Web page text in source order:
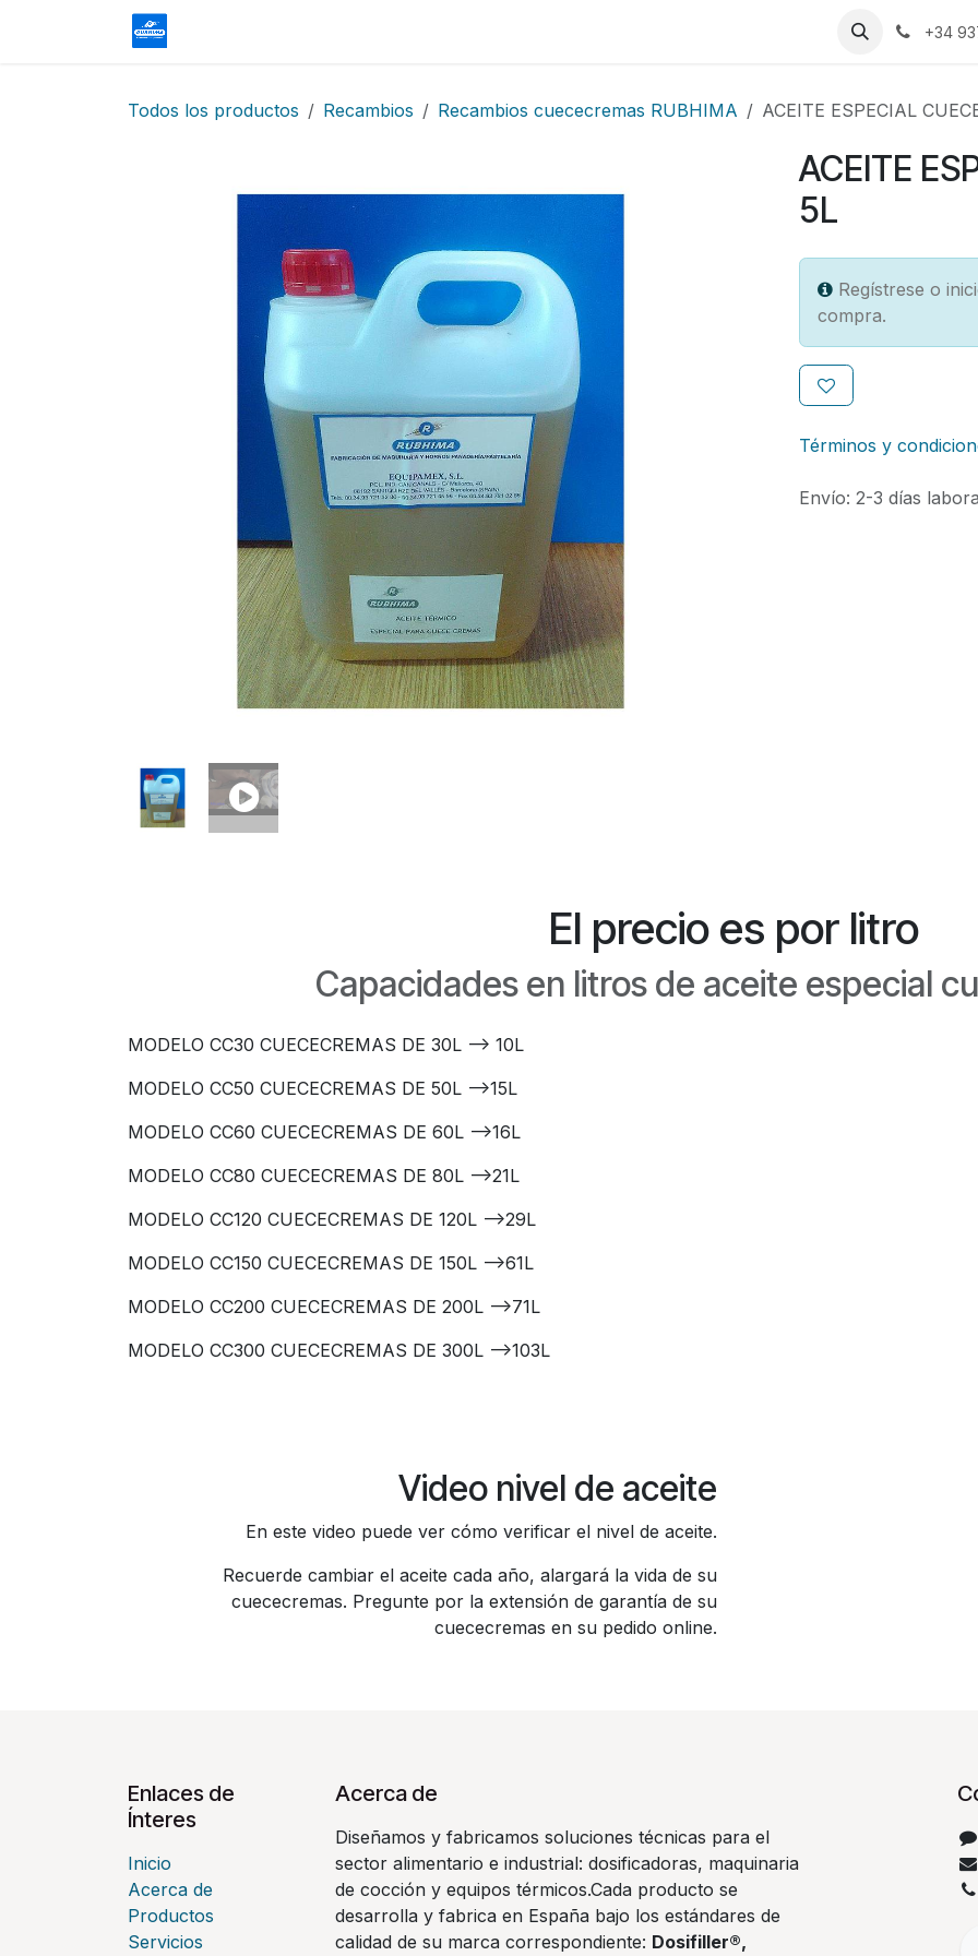
+34
Todos los productos Recambios Recambios cuececremas RUBHIMA ACEITE ESPECIAL
ACEITE
5L
Regístrese o
compra.
Términos y
Envío: 2-3 días
El precio es por litro
Capacidades en litros de aceite especial
MODELO CC30 CUECECREMAS DE 30L --> 10L
MODELO CC50 CUECECREMAS DE 50L -->15L
MODELO CC60 CUECECREMAS DE 60L -->16L
MODELO CC80 CUECECREMAS DE 80L -->21L
MODELO CC120 CUECECREMAS DE 120L -->29L
MODELO CC150 CUECECREMAS DE 150L -->61L
MODELO CC200 CUECECREMAS DE 200L -->71L
MODELO CC300 CUECECREMAS DE 300L -->103L
Video nivel de aceite
En este video puede ver cómo verificar el nivel de aceite.
Recuerde cambiar el aceite cada año, alargará la vida de su
cuececremas. Pregunte por la extensión de garantía de su
cuececremas en su pedido online.
Enlaces de
Ínteres
Inicio
Acerca de
Productos
Servicios
Acerca de
Diseñamos y fabricamos soluciones técnicas para el
sector alimentario e industrial: dosificadoras, maquinaria
de cocción y equipos térmicos.Cada producto se
desarrolla y fabrica en España bajo los estándares de
calidad de su marca correspondiente: Dosifiller®,